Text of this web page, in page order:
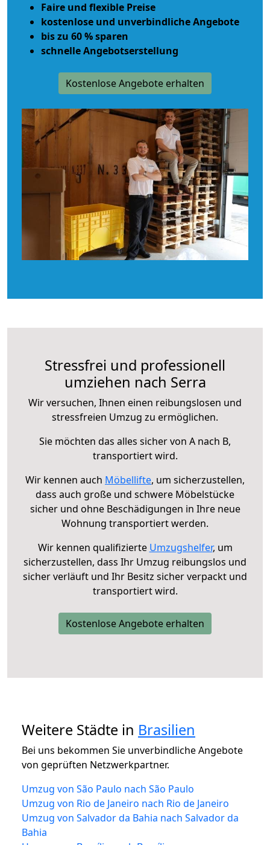
Faire und flexible Preise
kostenlose und unverbindliche Angebote
bis zu 60 % sparen
schnelle Angebotserstellung
Kostenlose Angebote erhalten
Stressfrei und professionell
umziehen nach Serra
Wir versuchen, Ihnen einen reibungslosen und
stressfreien Umzug zu ermöglichen.
Sie möchten das alles sicher von A nach B,
transportiert wird.
Wir kennen auch Möbellifte, um sicherzustellen,
dass auch große und schwere Möbelstücke
sicher und ohne Beschädigungen in Ihre neue
Wohnung transportiert werden.
Wir kennen qualifizierte Umzugshelfer, um
sicherzustellen, dass Ihr Umzug reibungslos und
sicher verläuft und Ihr Besitz sicher verpackt und
transportiert wird.
Kostenlose Angebote erhalten
Weitere Städte in Brasilien
Bei uns bekommen Sie unverbindliche Angebote
von geprüften Netzwerkpartner.
Umzug von São Paulo nach São Paulo
Umzug von Rio de Janeiro nach Rio de Janeiro
Umzug von Salvador da Bahia nach Salvador da
Bahia